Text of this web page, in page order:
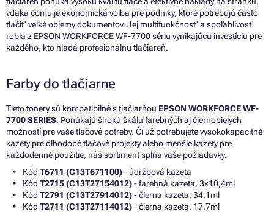
vďaka čomu je ekonomická voľba pre podniky, ktoré potrebujú často
tlačiť veľké objemy dokumentov. Jej multifunkčnosť a spoľahlivosť
robia z EPSON WORKFORCE WF-7700 sériu vynikajúcu investíciu pre
každého, kto hľadá profesionálnu tlačiareň.
Farby do tlačiarne
Tieto tonery sú kompatibilné s tlačiarňou EPSON WORKFORCE WF-
7700 SERIES. Ponúkajú širokú škálu farebných aj čiernobielych
možností pre vaše tlačové potreby. Či už potrebujete vysokokapacitné
kazety pre dlhodobé tlačové projekty alebo menšie kazety pre
každodenné použitie, náš sortiment spĺňa vaše požiadavky.
Kód T6711 (C13T671100)- údržbová kazeta
Kód T2715 (C13T27154012)- farebná kazeta, 3x10,4ml
Kód T2791 (C13T27914012)- čierna kazeta, 34,1ml
Kód T2711 (C13T27114012)- čierna kazeta, 17,7ml